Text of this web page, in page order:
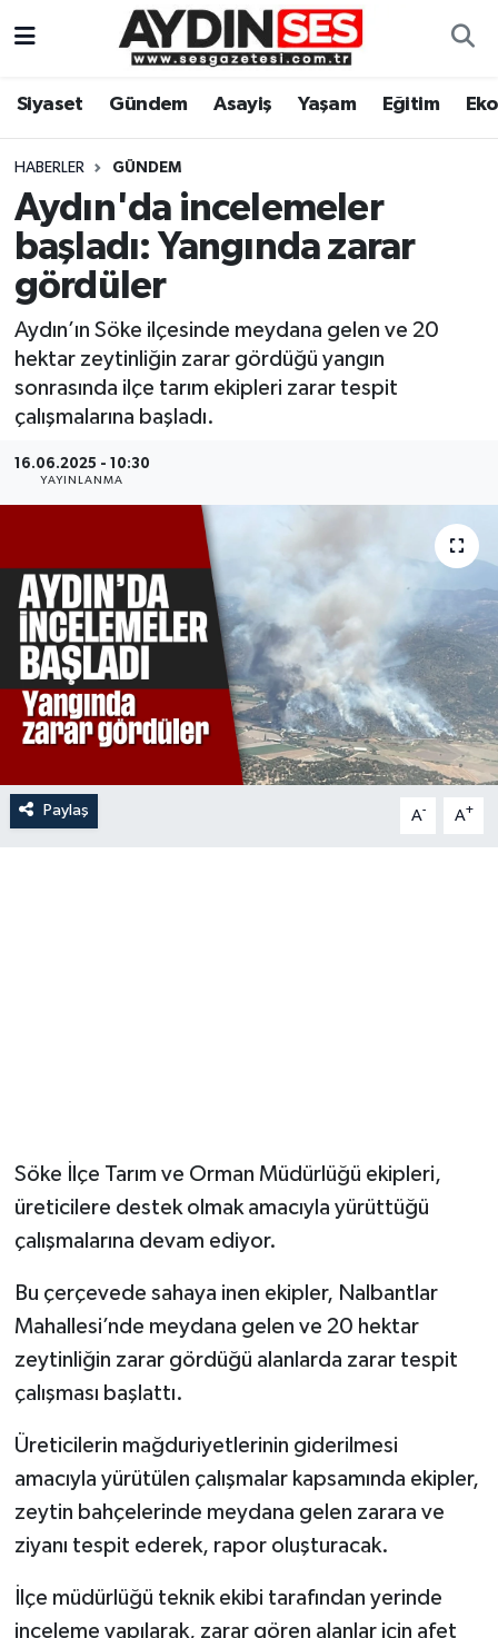
Siyaset Gündem Asayiş Yaşam Eğitim
HABERLER GÜNDEM
Aydın'da incelemeler
başladı: Yangında zarar
gördüler
Aydın’ın Söke ilçesinde meydana gelen ve 20
hektar zeytinliğin zarar gördüğü yangın
sonrasında ilçe tarım ekipleri zarar tespit
çalışmalarına başladı.
16.06.2025 - 10:30
YAYINLANMA
Paylaş A- A+
Söke İlçe Tarım ve Orman Müdürlüğü ekipleri,
üreticilere destek olmak amacıyla yürüttüğü
çalışmalarına devam ediyor.
Bu çerçevede sahaya inen ekipler, Nalbantlar
Mahallesi’nde meydana gelen ve 20 hektar
zeytinliğin zarar gördüğü alanlarda zarar tespit
çalışması başlattı.
Üreticilerin mağduriyetlerinin giderilmesi
amacıyla yürütülen çalışmalar kapsamında ekipler,
zeytin bahçelerinde meydana gelen zarara ve
ziyanı tespit ederek, rapor oluşturacak.
İlçe müdürlüğü teknik ekibi tarafından yerinde
inceleme yapılarak, zarar gören alanlar için afet
Gündem
Siyaset
Ekonomi
Eğitim
Kültür Sanat
Spor
Aydın Hava Durumu
Aydin Namaz Vakitleri
Aydın Trafik Yoğunluk Haritası
Tüm Manşetler
Son Dakika Haberleri
Haber Arşivi